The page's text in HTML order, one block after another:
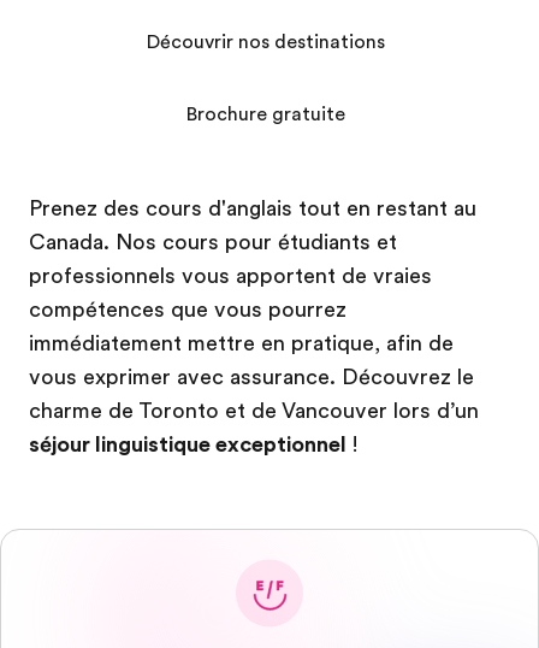
Prenez des cours d'anglais tout en restant au
Canada. Nos cours pour étudiants et
professionnels vous apportent de vraies
compétences que vous pourrez
immédiatement mettre en pratique, afin de
vous exprimer avec assurance. Découvrez le
charme de Toronto et de Vancouver lors d’un
séjour linguistique exceptionnel !
Découvrir nos destinations
Brochure gratuite